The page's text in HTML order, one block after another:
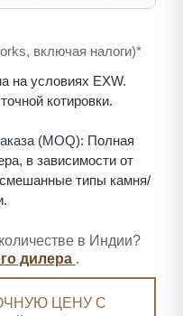
включая налоги)*
на условиях EXW.
котировки.
(MOQ): Полная
в зависимости от
типы камня/
в Индии?
дилера .
ЦЕНУ С